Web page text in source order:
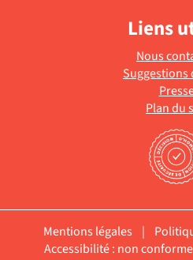
Liens
Nous
Suggestions
Plan du
Mentions légales |
Accessibilité : non